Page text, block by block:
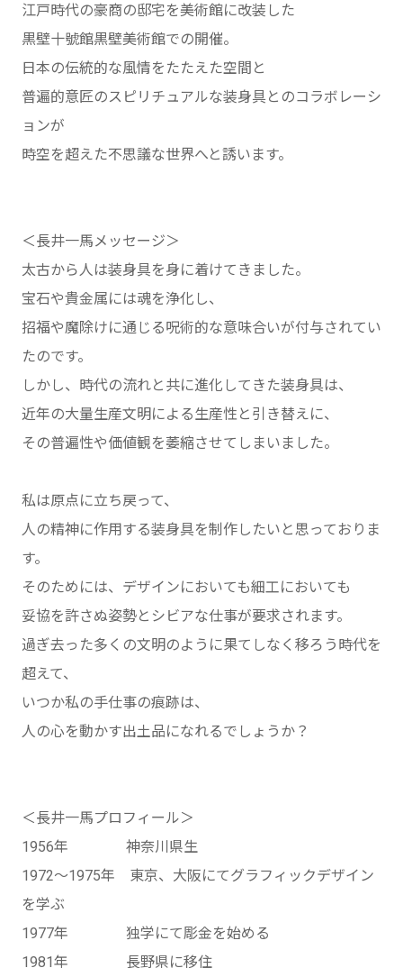
江戸時代の豪商の邸宅を美術館に改装した
黒壁十號館黒壁美術館での開催。
日本の伝統的な風情をたたえた空間と
普遍的意匠のスピリチュアルな装身具とのコラボレーシ
ョンが
時空を超えた不思議な世界へと誘います。
＜長井一馬メッセージ＞
太古から人は装身具を身に着けてきました。
宝石や貴金属には魂を浄化し、
招福や魔除けに通じる呪術的な意味合いが付与されてい
たのです。
しかし、時代の流れと共に進化してきた装身具は、
近年の大量生産文明による生産性と引き替えに、
その普遍性や価値観を萎縮させてしまいました。
私は原点に立ち戻って、
人の精神に作用する装身具を制作したいと思っておりま
す。
そのためには、デザインにおいても細工においても
妥協を許さぬ姿勢とシビアな仕事が要求されます。
過ぎ去った多くの文明のように果てしなく移ろう時代を
超えて、
いつか私の手仕事の痕跡は、
人の心を動かす出土品になれるでしょうか？
＜長井一馬プロフィール＞
1956年 神奈川県生
1972〜1975年 東京、大阪にてグラフィックデザイン
を学ぶ
1977年 独学にて彫金を始める
1981年 長野県に移住